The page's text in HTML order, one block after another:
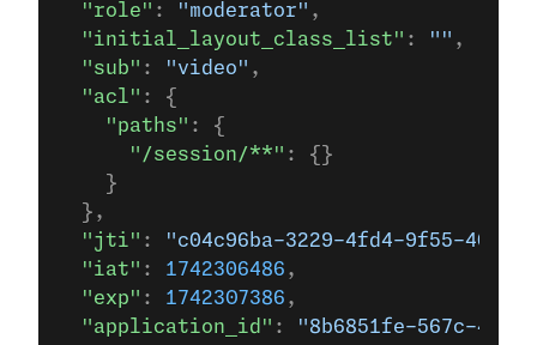
  "role"
: "moderator" ,
  "initial_layout_class_list"
: "" ,
  "sub"
: "video" ,
  "acl"
: {
    "paths"
: {
      "/session/**"
: {}
    }
  },
  "jti"
:
"c04c96ba-3229-4fd4-9f55-
  "iat"
: 1742306486 ,
  "exp"
: 1742307386 ,
  "application_id"
:
"8b6851fe-567c-